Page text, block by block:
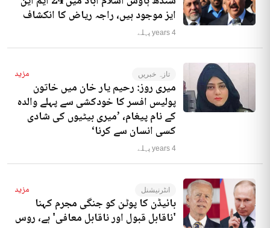
ایز موجود ہیں، راجہ ریاض کا انکشاف
4 years پہلے
تازہ خبریں مزید
میری روز: رحیم یار خان میں خاتون
پولیس افسر کا خودکشی سے پہلے والدہ
کے نام پیغام، ’میری بیٹیوں کی شادی
کسی انسان سے کرنا‘
4 years پہلے
انٹرنیشنل مزید
بائیڈن کا پوٹن کو جنگی مجرم کہنا
'ناقابل قبول اور ناقابل معافی' ہے، روس